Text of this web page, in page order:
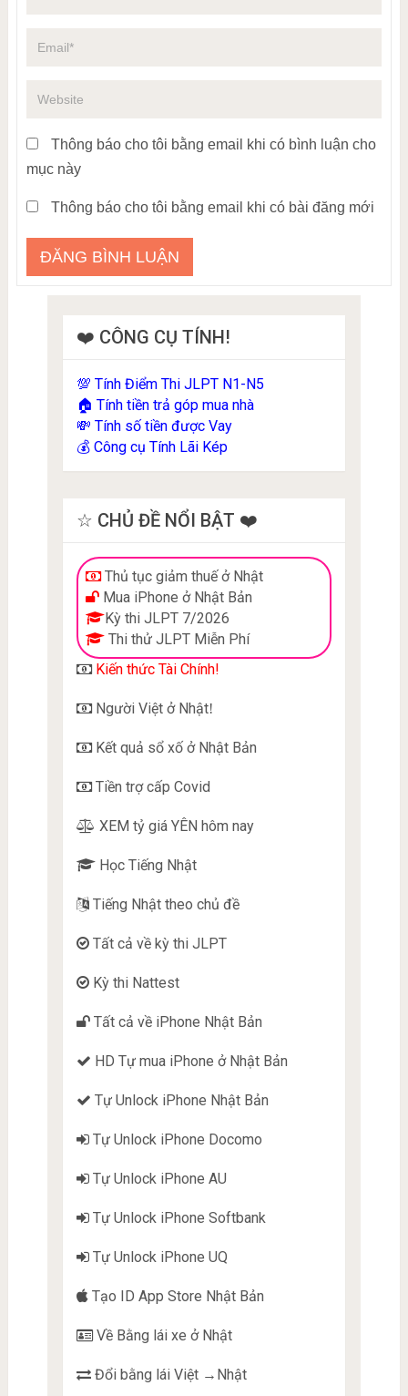
Thông báo cho tôi bằng email khi có bình luận cho
mục này
Thông báo cho tôi bằng email khi có bài đăng mới
❤️ CÔNG CỤ TÍNH!
💯 Tính Điểm Thi JLPT N1-N5
🏠 Tính tiền trả góp mua nhà
💸 Tính số tiền được Vay
💰 Công cụ Tính Lãi Kép
☆ CHỦ ĐỀ NỔI BẬT ❤️
Thủ tục giảm thuế ở Nhật
Mua iPhone ở Nhật Bản
Kỳ thi JLPT 7/2026
Thi thử JLPT Miễn Phí
Kiến thức Tài Chính!
Người Việt ở Nhật!
Kết quả sổ xố ở Nhật Bản
Tiền trợ cấp Covid
XEM tỷ giá YÊN hôm nay
Học Tiếng Nhật
Tiếng Nhật theo chủ đề
Tất cả về kỳ thi JLPT
Kỳ thi Nattest
Tất cả về iPhone Nhật Bản
HD Tự mua iPhone ở Nhật Bản
Tự Unlock iPhone Nhật Bản
Tự Unlock iPhone Docomo
Tự Unlock iPhone AU
Tự Unlock iPhone Softbank
Tự Unlock iPhone UQ
Tạo ID App Store Nhật Bản
Về Bằng lái xe ở Nhật
Đổi bằng lái Việt →Nhật